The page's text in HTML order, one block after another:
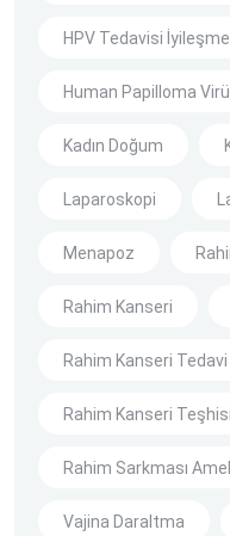
HPV Tedavisi
Human Papilloma
Kadın Doğum
Laparoskopi
Menapoz
Rahim Kanseri
Rahim Kanseri
Rahim Kanseri Teşhisi
Rahim Sarkması
Vajina Daraltma